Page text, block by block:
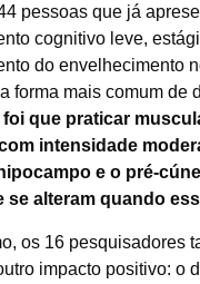
pessoas que já
cognitivo leve,
do envelhecimento
forma mais comum de
que praticar
intensidade
e o pré-
se alteram quando
os 16 pesquisadores
impacto positivo: o